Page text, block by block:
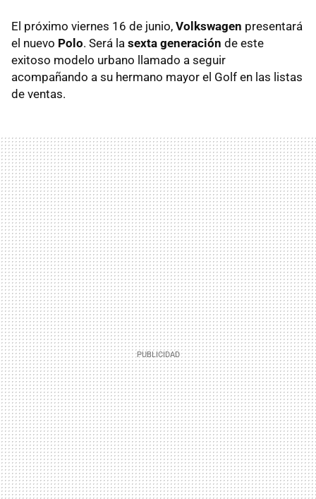
El próximo viernes 16 de junio, Volkswagen presentará
el nuevo Polo. Será la sexta generación de este
exitoso modelo urbano llamado a seguir
acompañando a su hermano mayor el Golf en las listas
de ventas.